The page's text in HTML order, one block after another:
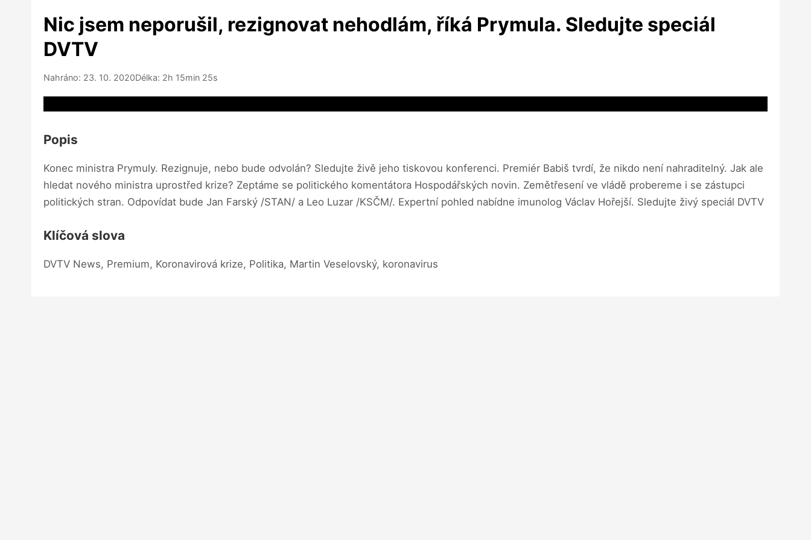
Nic jsem neporušil, rezignovat nehodlám, říká Prymula. Sledujte speciál
DVTV
Nahráno: 23. 10. 2020Délka: 2h 15min 25s
Popis
Konec ministra Prymuly. Rezignuje, nebo bude odvolán? Sledujte živě jeho tiskovou konferenci. Premiér Babiš tvrdí, že nikdo není nahraditelný. Jak ale
hledat nového ministra uprostřed krize? Zeptáme se politického komentátora Hospodářských novin. Zemětřesení ve vládě probereme i se zástupci
politických stran. Odpovídat bude Jan Farský /STAN/ a Leo Luzar /KSČM/. Expertní pohled nabídne imunolog Václav Hořejší. Sledujte živý speciál DVTV
Klíčová slova
DVTV News, Premium, Koronavirová krize, Politika, Martin Veselovský, koronavirus